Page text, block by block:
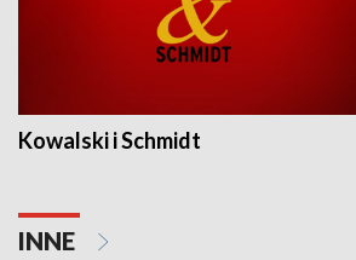
Kowalski i Schmidt
INNE